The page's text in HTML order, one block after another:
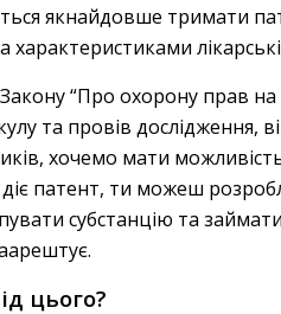
якнайдовше тримати
характеристиками
“Про охорону прав
та провів дослідження,
хочемо мати
патент, ти можеш
субстанцію та
цього?